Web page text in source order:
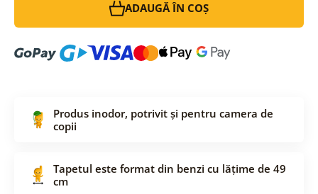
ADAUGĂ ÎN COȘ
Produs inodor, potrivit și pentru camera de
copii
Tapetul este format din benzi cu lățime de 49
cm